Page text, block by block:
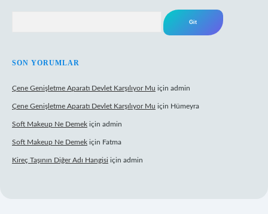
SON YORUMLAR
Çene Genişletme Aparatı Devlet Karşılıyor Mu için admin
Çene Genişletme Aparatı Devlet Karşılıyor Mu için Hümeyra
Soft Makeup Ne Demek için admin
Soft Makeup Ne Demek için Fatma
Kireç Taşının Diğer Adı Hangisi için admin